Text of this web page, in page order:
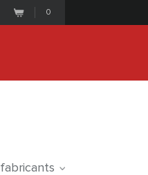
0
fabricants